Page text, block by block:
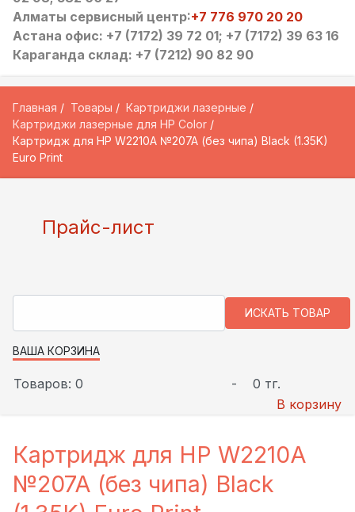
Алматы сервисный центр:+7 776 970 20 20
Астана офис: +7 (7172) 39 72 01; +7 (7172) 39 63 16
Караганда склад: +7 (7212) 90 82 90
Главная Товары
Картриджи лазерные
Картриджи лазерные для HP Color
Картридж для HP W2210A №207A (без чипа) Black (1.35K)
Euro Print
Прайс-лист
ВАША КОРЗИНА
Товаров: 0 -
0 тг.
В корзину
Картридж для HP W2210A
№207A (без чипа) Black